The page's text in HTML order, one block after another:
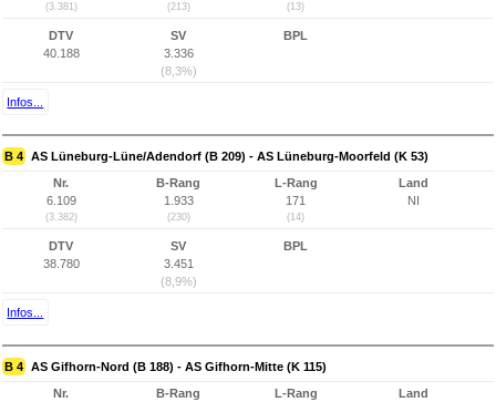
(3.381) (213) (13)
DTV
40.188
SV
3.336
(8,3%)
BPL
Infos...
B 4 AS Lüneburg-Lüne/Adendorf (B 209) - AS Lüneburg-Moorfeld (K 53)
Nr.
6.109
(3.382)
B-Rang
1.933
(230)
L-Rang
171
(14)
Land
NI
DTV
38.780
SV
3.451
(8,9%)
BPL
Infos...
B 4 AS Gifhorn-Nord (B 188) - AS Gifhorn-Mitte (K 115)
Nr.
B-Rang
L-Rang
Land